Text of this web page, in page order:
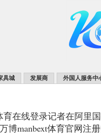
具城 发展商 外国人服务中
育在线登录记者在阿里
博manbext体育官网注